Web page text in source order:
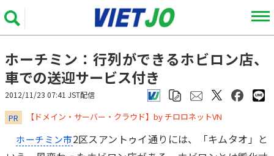
ホーチミン：行列ができるホビロン店、
車での送迎サービス付き
2012/11/23 07:41 JST配信
PR ​​​​​​​【ドメイン・サーバー・クラウド】by チロロネットVN
ホーチミン市2区スアントゥイ通りには、「キムタオ」と